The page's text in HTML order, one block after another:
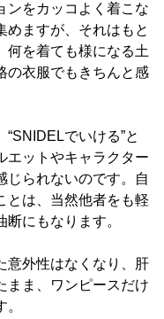
ンをカッコよく着こな
めますが、それはもと
何を着ても様になる土
の衣服でもきちんと感
でいける”と
エットやキャラクター
じられないのです。自
とは、当然他者をも軽
にもなります。
外性はなくなり、肝
まま、ワンピースだけ